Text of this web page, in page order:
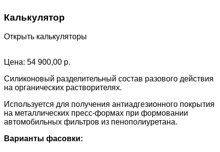
Калькулятор
Открыть калькуляторы
Цена: 54 900,00 р.
Силиконовый разделительный состав разового действия
на органических растворителях.
Используется для получения антиадгезионного покрытия
на металлических пресс-формах при формовании
автомобильных фильтров из пенополиуретана.
Варианты фасовки: